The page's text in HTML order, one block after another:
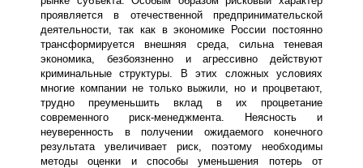
проявляется в отечественной предпринимательской
деятельности, так как в экономике России постоянно
трансформируется внешняя среда, сильна теневая
экономика, безбоязненно и агрессивно действуют
криминальные структуры. В этих сложных условиях
многие компании не только выжили, но и процветают,
трудно преуменьшить вклад в их процветание
современного риск-менеджмента. Неясность и
неуверенность в получении ожидаемого конечного
результата увеличивает риск, поэтому необходимы
методы оценки и способы уменьшения потерь от